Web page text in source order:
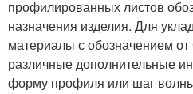
профилированных листов
назначения изделия. Для
материалы с обозначением
различные дополнительные
форму профиля или шаг